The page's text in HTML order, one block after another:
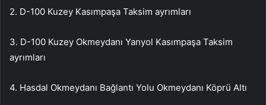
2. D-100 Kuzey Kasımpaşa Taksim ayrımları
3. D-100 Kuzey Okmeydanı Yanyol Kasımpaşa Taksim
ayrımları
4. Hasdal Okmeydanı Bağlantı Yolu Okmeydanı Köprü Altı